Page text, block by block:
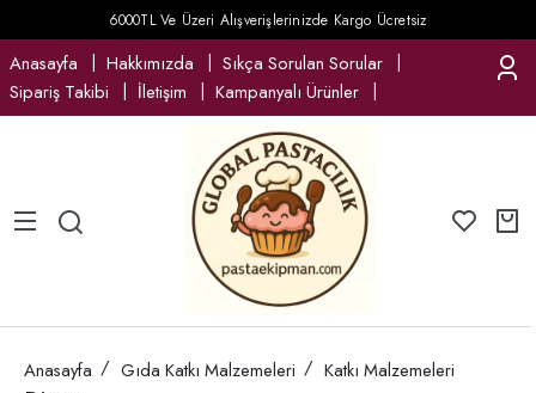
6000TL Ve Üzeri Alışverişlerinizde Kargo Ücretsiz
Anasayfa Hakkımızda
Sıkça Sorulan Sorular
Sipariş Takibi
İletişim Kampanyalı Ürünler
Anasayfa Gıda Katkı Malzemeleri Katkı Malzemeleri